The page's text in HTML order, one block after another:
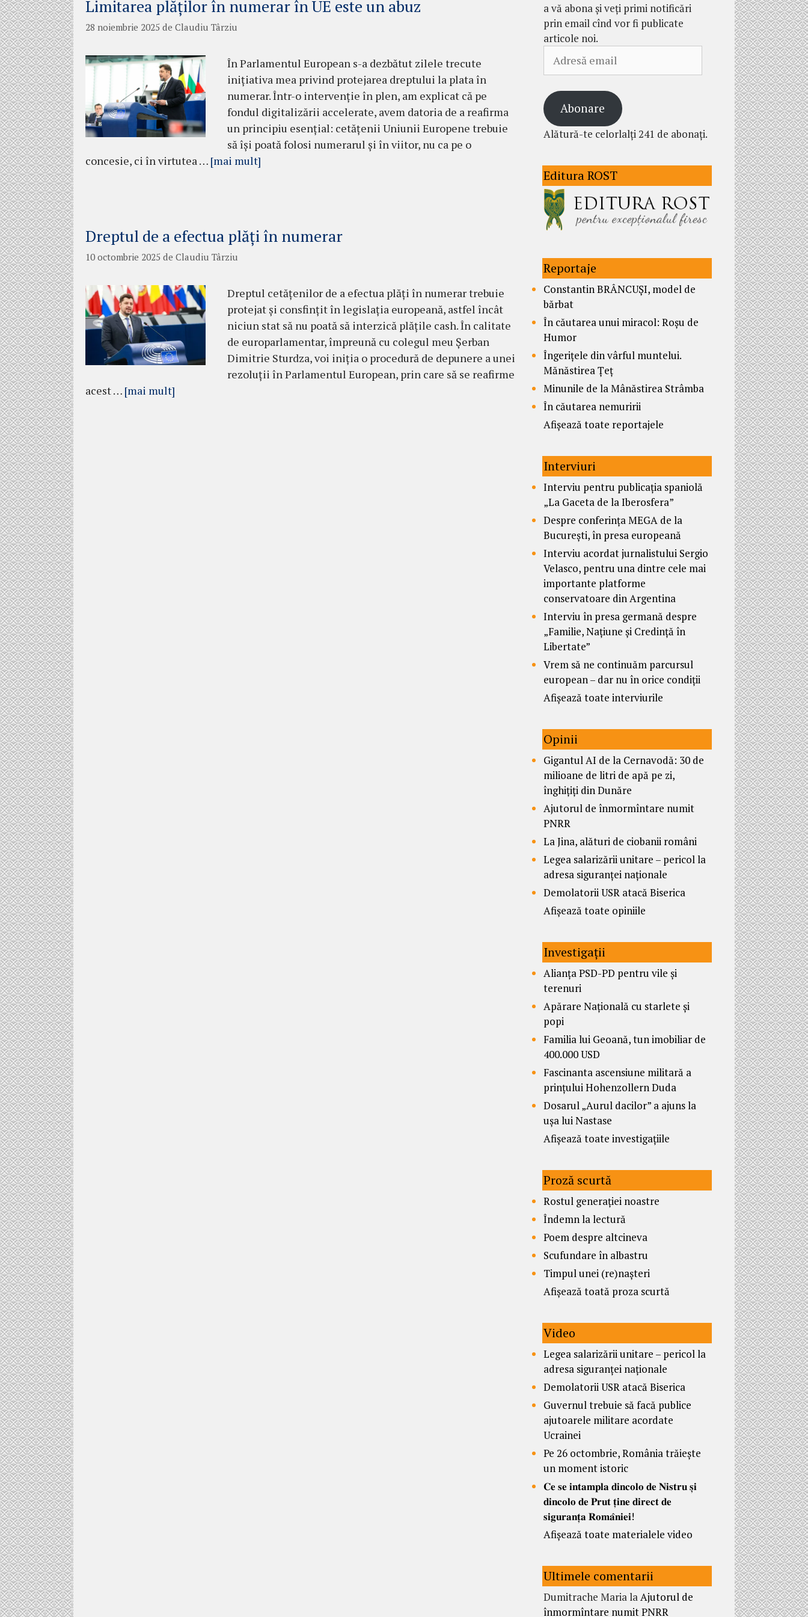
Limitarea plăților în numerar în UE este un abuz
28 noiembrie 2025 de Claudiu Târziu
În Parlamentul European s-a dezbătut zilele trecute
inițiativa mea privind protejarea dreptului la plata în
numerar. Într-o intervenție în plen, am explicat că pe
fondul digitalizării accelerate, avem datoria de a reafirma
un principiu esențial: cetățenii Uniunii Europene trebuie
să își poată folosi numerarul și în viitor, nu ca pe o
concesie, ci în virtutea … [mai mult]
Dreptul de a efectua plăți în numerar
10 octombrie 2025 de Claudiu Târziu
Dreptul cetățenilor de a efectua plăți în numerar trebuie
protejat și consfințit în legislația europeană, astfel încât
niciun stat să nu poată să interzică plățile cash. În calitate
de europarlamentar, împreună cu colegul meu Șerban
Dimitrie Sturdza, voi iniția o procedură de depunere a unei
rezoluții în Parlamentul European, prin care să se reafirme
acest … [mai mult]
a vă abona și veți primi notificări
prin email cînd vor fi publicate
articole noi.
email
Abonare
Alătură-te celorlalți 241 de abonați.
Editura ROST
Reportaje
Constantin BRÂNCUȘI, model de
bărbat
În căutarea unui miracol: Roșu de
Humor
Îngerițele din vârful muntelui.
Mănăstirea Țeț
Minunile de la Mânăstirea Strâmba
În căutarea nemuririi
Afișează toate reportajele
Interviuri
Interviu pentru publicația spaniolă
„La Gaceta de la Iberosfera”
Despre conferința MEGA de la
București, în presa europeană
Interviu acordat jurnalistului Sergio
Velasco, pentru una dintre cele mai
importante platforme
conservatoare din Argentina
Interviu în presa germană despre
„Familie, Națiune și Credință în
Libertate”
Vrem să ne continuăm parcursul
european – dar nu în orice condiții
Afișează toate interviurile
Opinii
Gigantul AI de la Cernavodă: 30 de
milioane de litri de apă pe zi,
înghițiți din Dunăre
Ajutorul de înmormîntare numit
PNRR
La Jina, alături de ciobanii români
Legea salarizării unitare – pericol la
adresa siguranței naționale
Demolatorii USR atacă Biserica
Afișează toate opiniile
Investigații
Alianța PSD-PD pentru vile și
terenuri
Apărare Națională cu starlete și
popi
Familia lui Geoană, tun imobiliar de
400.000 USD
Fascinanta ascensiune militară a
prințului Hohenzollern Duda
Dosarul „Aurul dacilor” a ajuns la
ușa lui Nastase
Afișează toate investigațiile
Proză scurtă
Rostul generației noastre
Îndemn la lectură
Poem despre altcineva
Scufundare în albastru
Timpul unei (re)nașteri
Afișează toată proza scurtă
Video
Legea salarizării unitare – pericol la
adresa siguranței naționale
Demolatorii USR atacă Biserica
Guvernul trebuie să facă publice
ajutoarele militare acordate
Ucrainei
Pe 26 octombrie, România trăiește
un moment istoric
𝐂𝐞 𝐬𝐞 𝐢𝐧𝐭𝐚𝐦𝐩𝐥𝐚 𝐝𝐢𝐧𝐜𝐨𝐥𝐨 𝐝𝐞 𝐍𝐢𝐬𝐭𝐫𝐮 𝐬̦𝐢
𝐝𝐢𝐧𝐜𝐨𝐥𝐨 𝐝𝐞 𝐏𝐫𝐮𝐭 𝐭̦𝐢𝐧𝐞 𝐝𝐢𝐫𝐞𝐜𝐭 𝐝𝐞
𝐬𝐢𝐠𝐮𝐫𝐚𝐧𝐭̦𝐚 𝐑𝐨𝐦𝐚̂𝐧𝐢𝐞𝐢!
Afișează toate materialele video
Ultimele comentarii
Dumitrache MarialaAjutorul de
înmormîntare numit PNRR